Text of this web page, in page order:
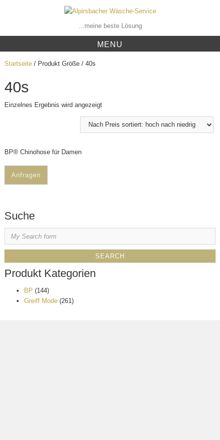
…meine beste Lösung
MENU
Startseite/ Produkt Größe / 40s
40s
Einzelnes Ergebnis wird angezeigt
BP® Chinohose für Damen
Anfragen
Suche
Produkt Kategorien
BP (144)
Greiff Mode (261)